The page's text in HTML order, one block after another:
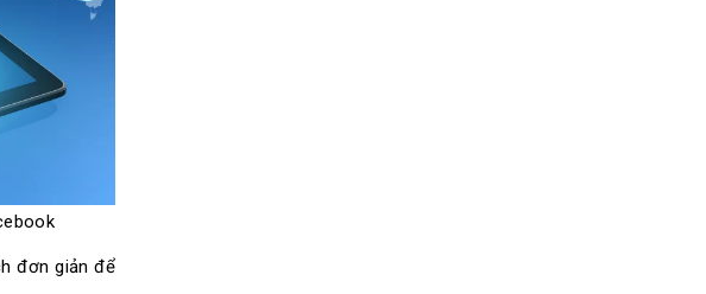
đơn giản để